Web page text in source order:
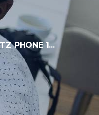
PHONE 1...